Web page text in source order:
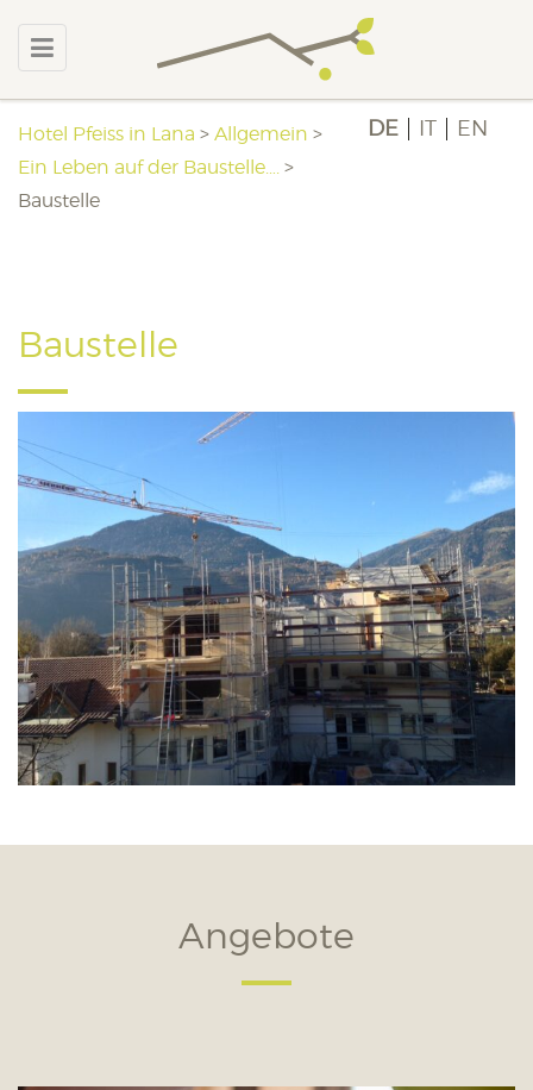
DE IT EN
Hotel Pfeiss in Lana > Allgemein >
Ein Leben auf der Baustelle…. >
Baustelle
Baustelle
Angebote